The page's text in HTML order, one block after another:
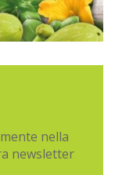
nella
newsletter